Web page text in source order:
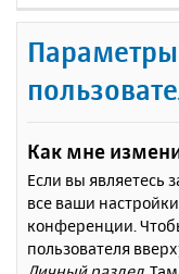
Как мне
Если вы являетесь
все ваши
конференции.
пользователя